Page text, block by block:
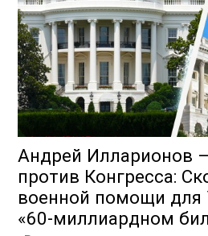
Андрей Илларионов
против Конгресса:
военной помощи для
«60-миллиардном